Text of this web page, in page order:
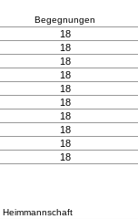
Begegnungen
18
18
18
18
18
18
18
18
18
18
Heimmannschaft